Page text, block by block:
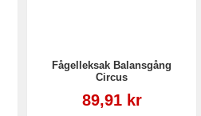
Fågelleksak Balansgång
Circus
Reapris
89,91 kr